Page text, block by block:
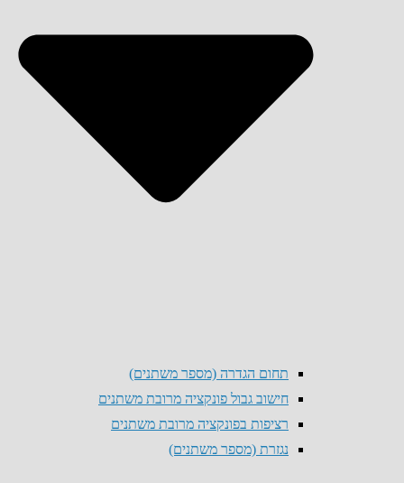
תחום הגדרה (מספר משתנים)
חישוב גבול פונקציה מרובת משתנים
רציפות בפונקציה מרובת משתנים
נגזרת (מספר משתנים)